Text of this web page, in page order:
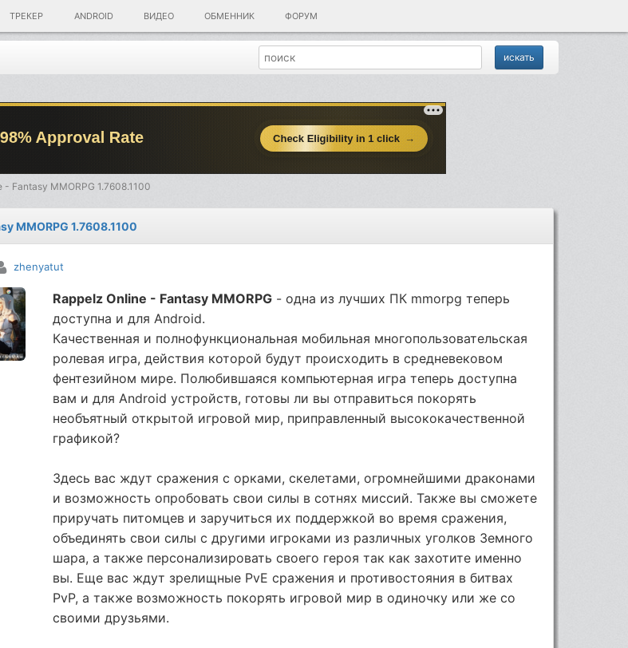
ТРЕКЕР ANDROID ВИДЕО ОБМЕННИК ФОРУМ
- Fantasy MMORPG 1.7608.1100
MMORPG 1.7608.1100
zhenyatut
Rappelz Online - Fantasy MMORPG - одна из лучших ПК mmorpg теперь
доступна и для Android.
Качественная и полнофункциональная мобильная многопользовательская
ролевая игра, действия которой будут происходить в средневековом
фентезийном мире. Полюбившаяся компьютерная игра теперь доступна
вам и для Android устройств, готовы ли вы отправиться покорять
необъятный открытой игровой мир, приправленный высококачественной
графикой?
Здесь вас ждут сражения с орками, скелетами, огромнейшими драконами
и возможность опробовать свои силы в сотнях миссий. Также вы сможете
приручать питомцев и заручиться их поддержкой во время сражения,
объединять свои силы с другими игроками из различных уголков Земного
шара, а также персонализировать своего героя так как захотите именно
вы. Еще вас ждут зрелищные PvE сражения и противостояния в битвах
PvP, а также возможность покорять игровой мир в одиночку или же со
своими друзьями.